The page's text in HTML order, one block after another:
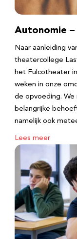
Autonomie –
Naar aanleiding
theatercollege
het Fulcotheater
weken in onze
de opvoeding.
belangrijke
namelijk ook
Lees meer